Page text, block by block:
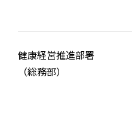
健康経営推進部署
（総務部）